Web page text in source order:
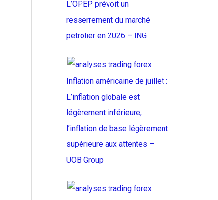
L’OPEP prévoit un
resserrement du marché
pétrolier en 2026 – ING
Inflation américaine de juillet :
L’inflation globale est
légèrement inférieure,
l’inflation de base légèrement
supérieure aux attentes –
UOB Group